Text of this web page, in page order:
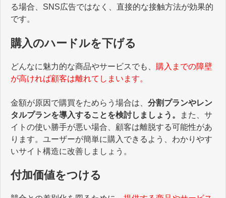
る場合、SNS広告ではなく、直接的な接触方法が効果的
です。
購入のハードルを下げる
どんなに魅力的な商品やサービスでも、 購入までの障壁
が高ければ顧客は離れてしまいます。
金額が原因で購買をためらう場合は、 分割プランやレン
タルプランを導入することを検討しましょう。
また、サ
イトの使い勝手が悪い場合、顧客は離脱する可能性があ
ります。ユーザーが簡単に購入できるよう、わかりやす
いサイト構造に改善しましょう。
付加価値をつける